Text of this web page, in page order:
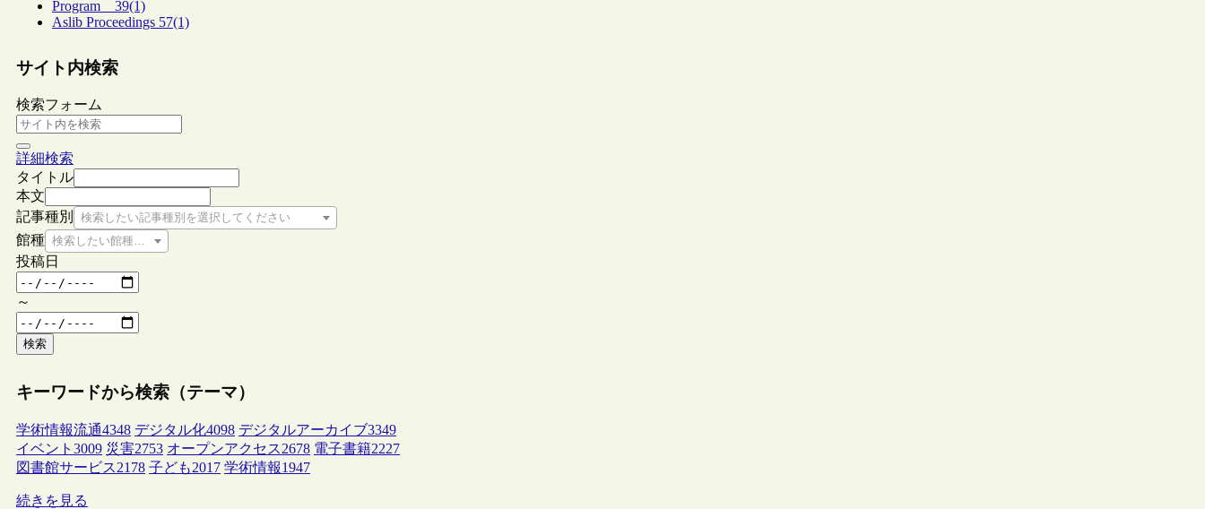
Program 39(1)
Aslib Proceedings 57(1)
サイト内検索
検索フォーム
詳細検索
タイトル
本文
記事種別
検索したい記事種別を選択してください
館種 検索したい館種を選択してください
投稿日
～
検索
キーワードから検索（テーマ）
学術情報流通4348 デジタル化4098 デジタルアーカイブ3349
イベント 3009 災害2753 オープンアクセス2678 電子書籍2227
図書館サービス2178 子ども2017 学術情報1947
続きを見る